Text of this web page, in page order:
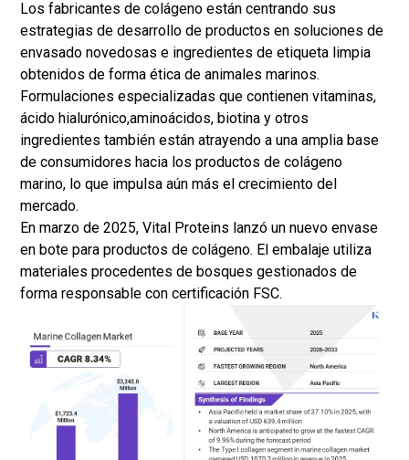
Los fabricantes de colágeno están centrando sus
estrategias de desarrollo de productos en soluciones de
envasado novedosas e ingredientes de etiqueta limpia
obtenidos de forma ética de animales marinos.
Formulaciones especializadas que contienen vitaminas,
ácido hialurónico,aminoácidos, biotina y otros
ingredientes también están atrayendo a una amplia base
de consumidores hacia los productos de colágeno
marino, lo que impulsa aún más el crecimiento del
mercado.
En marzo de 2025, Vital Proteins lanzó un nuevo envase
en bote para productos de colágeno. El embalaje utiliza
materiales procedentes de bosques gestionados de
forma responsable con certificación FSC.